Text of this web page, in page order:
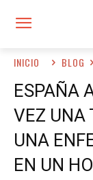
INICIO BLOG
ESPAÑA
VEZ UNA
UNA
EN UN